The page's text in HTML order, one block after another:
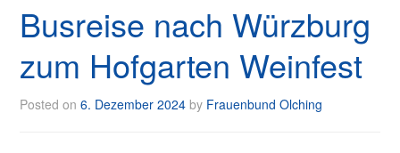
Busreise nach Würzburg
zum Hofgarten Weinfest
Posted on6. Dezember 2024 by Frauenbund Olching